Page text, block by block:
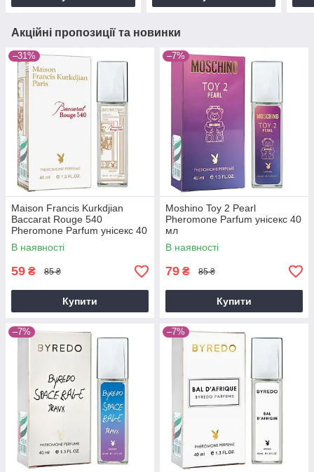
Акційні пропозиції та новинки
–31%
Maison Francis Kurkdjian
Baccarat Rouge 540
Pheromone Parfum унісекс 40
мл
В наявності
59 ₴ 85 ₴
Купити
–7%
Moshino Toy 2 Pearl
Pheromone Parfum унісекс 40
мл
В наявності
79 ₴ 85 ₴
Купити
–7% –7%